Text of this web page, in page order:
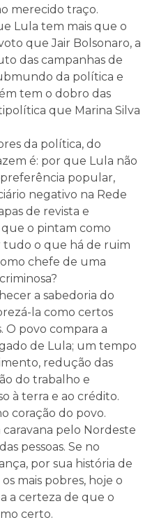
merecido traço.
Lula tem mais que o
que Jair Bolsonaro, a
das campanhas de
da política e
tem o dobro das
que Marina Silva
da política, do
é: por que Lula não
preferência popular,
negativo na Rede
de revista e
o pintam como
tudo o que há de ruim
chefe de uma
a sabedoria do
la como certos
O povo compara a
de Lula; um tempo
redução das
do trabalho e
à terra e ao crédito.
coração do povo.
pelo Nordeste
pessoas. Se no
por sua história de
mais pobres, hoje o
a certeza de que o
certo.